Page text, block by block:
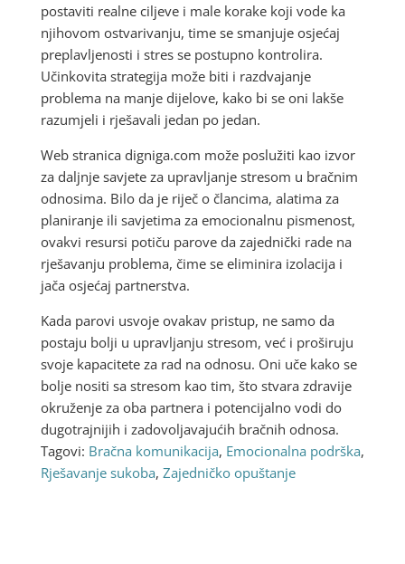
postaviti realne ciljeve i male korake koji vode ka
njihovom ostvarivanju, time se smanjuje osjećaj
preplavljenosti i stres se postupno kontrolira.
Učinkovita strategija može biti i razdvajanje
problema na manje dijelove, kako bi se oni lakše
razumjeli i rješavali jedan po jedan.
Web stranica digniga.com može poslužiti kao izvor
za daljnje savjete za upravljanje stresom u bračnim
odnosima. Bilo da je riječ o člancima, alatima za
planiranje ili savjetima za emocionalnu pismenost,
ovakvi resursi potiču parove da zajednički rade na
rješavanju problema, čime se eliminira izolacija i
jača osjećaj partnerstva.
Kada parovi usvoje ovakav pristup, ne samo da
postaju bolji u upravljanju stresom, već i proširuju
svoje kapacitete za rad na odnosu. Oni uče kako se
bolje nositi sa stresom kao tim, što stvara zdravije
okruženje za oba partnera i potencijalno vodi do
dugotrajnijih i zadovoljavajućih bračnih odnosa.
Tagovi: Bračna komunikacija, Emocionalna podrška,
Rješavanje sukoba, Zajedničko opuštanje